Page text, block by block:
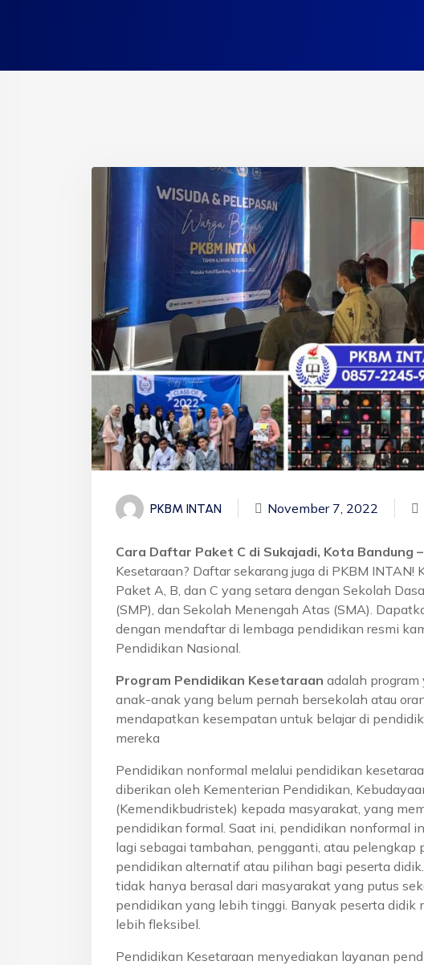
PKBM INTAN November 7, 2022
Cara Daftar Paket C di Sukajadi, Kota Bandung –
Kesetaraan? Daftar sekarang juga di PKBM INTAN!
Paket A, B, dan C yang setara dengan Sekolah
(SMP), dan Sekolah Menengah Atas (SMA).
dengan mendaftar di lembaga pendidikan resmi
Pendidikan Nasional.
Program Pendidikan Kesetaraan adalah
anak-anak yang belum pernah bersekolah atau
mendapatkan kesempatan untuk belajar di
mereka
Pendidikan nonformal melalui pendidikan
diberikan oleh Kementerian Pendidikan,
(Kemendikbudristek) kepada masyarakat, yang
pendidikan formal. Saat ini, pendidikan nonformal
lagi sebagai tambahan, pengganti, atau
pendidikan alternatif atau pilihan bagi peserta
tidak hanya berasal dari masyarakat yang putus
pendidikan yang lebih tinggi. Banyak peserta didik
lebih fleksibel.
Pendidikan Kesetaraan menyediakan layanan